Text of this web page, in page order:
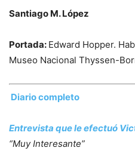
Santiago M. López
Portada: Edward Hopper.
Museo Nacional Thyssen-
Diario completo
Entrevista que le efectuó
“Muy Interesante”